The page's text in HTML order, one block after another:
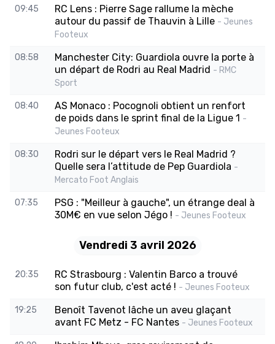
09:45
RC Lens : Pierre Sage rallume la mèche
autour du passif de Thauvin à Lille - Jeunes
Footeux
08:58
Manchester City: Guardiola ouvre la porte à
un départ de Rodri au Real Madrid - RMC
Sport
08:40
AS Monaco : Pocognoli obtient un renfort
de poids dans le sprint final de la Ligue 1 -
Jeunes Footeux
08:30
Rodri sur le départ vers le Real Madrid ?
Quelle sera l’attitude de Pep Guardiola -
Mercato Foot Anglais
07:35
PSG : "Meilleur à gauche", un étrange deal à
30M€ en vue selon Jégo ! - Jeunes Footeux
Vendredi 3 avril 2026
20:35
RC Strasbourg : Valentin Barco a trouvé
son futur club, c'est acté ! - Jeunes Footeux
19:25
Benoît Tavenot lâche un aveu glaçant
avant FC Metz - FC Nantes - Jeunes Footeux